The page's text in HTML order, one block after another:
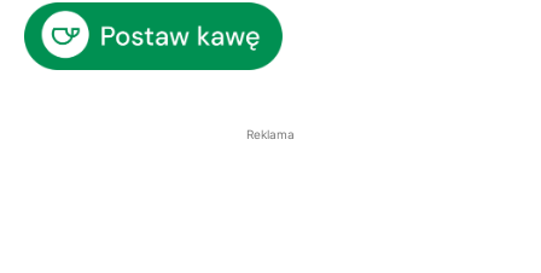
Reklama